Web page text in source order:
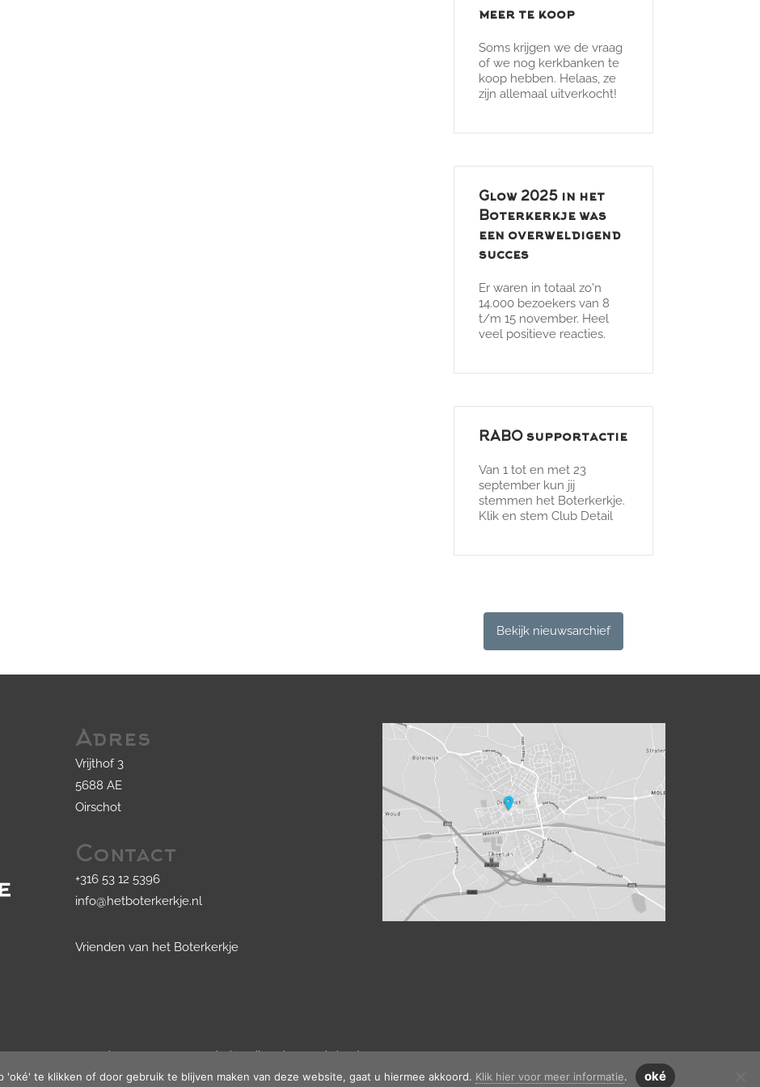
meer te koop
Soms krijgen we de vraag
of we nog kerkbanken te
koop hebben. Helaas, ze
zijn allemaal uitverkocht!
Glow 2025 in het
Boterkerkje was
een overweldigend
succes
Er waren in totaal zo'n
14.000 bezoekers van 8
t/m 15 november. Heel
veel positieve reacties.
RABO supportactie
Van 1 tot en met 23
september kun jij
stemmen het Boterkerkje.
Klik en stem Club Detail
Bekijk nieuwsarchief
Adres
Vrijthof 3
5688 AE
Oirschot
Contact
+316 53 12 5396
info@hetboterkerkje.nl
Vrienden van het Boterkerkje
© Copyright 2020 - 2026Het Boterkerkje· Alle rechten voorbehouden
Ontwikkeling doorProbu
te klikken of door gebruik te blijven maken van deze website, gaat u hiermee akkoord. Klik hier voor meer informatie. oké